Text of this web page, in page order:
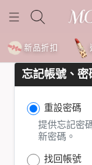
新品折扣
忘記帳號、密
重設密碼
提供忘記密
新密碼。
找回帳號